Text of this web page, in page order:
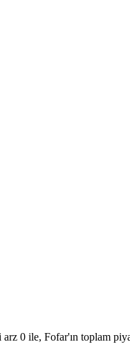
0 ile, Fofar'ın toplam